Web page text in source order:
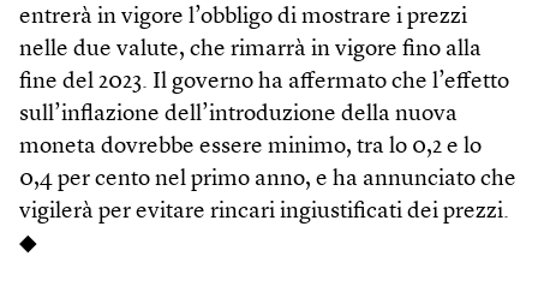
entrerà in vigore l’obbligo di mostrare i prezzi
nelle due valute, che rimarrà in vigore fino alla
fine del 2023. Il governo ha affermato che l’effetto
sull’inflazione dell’introduzione della nuova
moneta dovrebbe essere minimo, tra lo 0,2 e lo
0,4 per cento nel primo anno, e ha annunciato che
vigilerà per evitare rincari ingiustificati dei prezzi.
◆